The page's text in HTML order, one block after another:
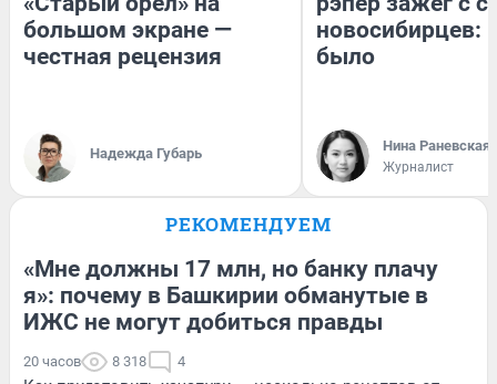
большом экране —
честная рецензия
Надежда Губарь
новосибирцев:
было
Нина Раневская
Журналист
РЕКОМЕНДУЕМ
«Мне должны 17 млн, но банку плачу
я»: почему в Башкирии обманутые в
ИЖС не могут добиться правды
20 часов 8 318 4